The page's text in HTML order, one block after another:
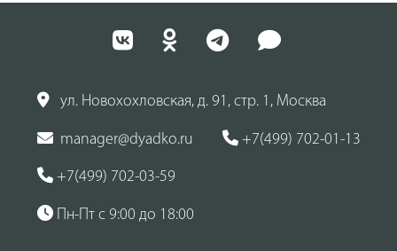
ул. Новохохловская, д. 91, стр. 1, Москва
manager@dyadko.ru +7(499) 702-01-13
+7(499) 702-03-59
Пн-Пт с 9:00 до 18:00